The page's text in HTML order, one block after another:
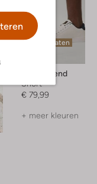
Laatste maten
Pme Legend
Short
€ 79,99
+ meer kleuren